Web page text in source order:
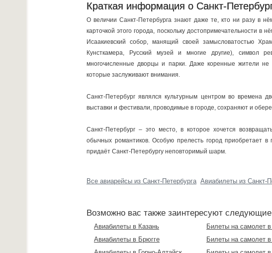
Краткая информация о Санкт-
О величии Санкт-Петербурга знают даже те, кто ни разу в
карточкой этого города, поскольку достопримечательности в
Исаакиевский собор, манящий своей замысловатостью
Кунсткамера, Русский музей и многие другие), символ
многочисленные дворцы и парки. Даже коренные жители не
которые заслуживают внимания.
Санкт-Петербург являлся культурным центром во времена
выставки и фестивали, проводимые в городе, сохраняют и
Санкт-Петербург – это место, в которое хочется
обычных романтиков. Особую прелесть город приобретает
придаёт Санкт-Петербургу неповторимый шарм.
Все авиарейсы из Санкт-Петербурга Авиабилеты из Санкт-
Возможно вас также заинтересуют
Авиабилеты в Казань
Авиабилеты в Брюгге
Билеты на самолет
Билеты на самолет